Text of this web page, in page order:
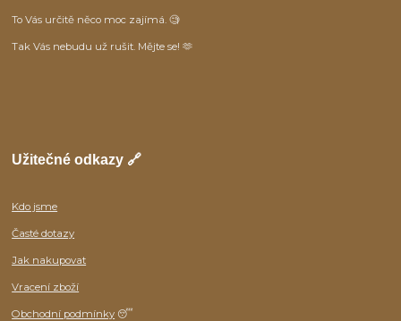
To Vás určitě něco moc zajímá. 🧐
Tak Vás nebudu už rušit. Mějte se! 🫶
Užitečné odkazy 🔗
Kdo jsme
Časté dotazy
Jak nakupovat
Vracení zboží
Obchodní podmínky 😴